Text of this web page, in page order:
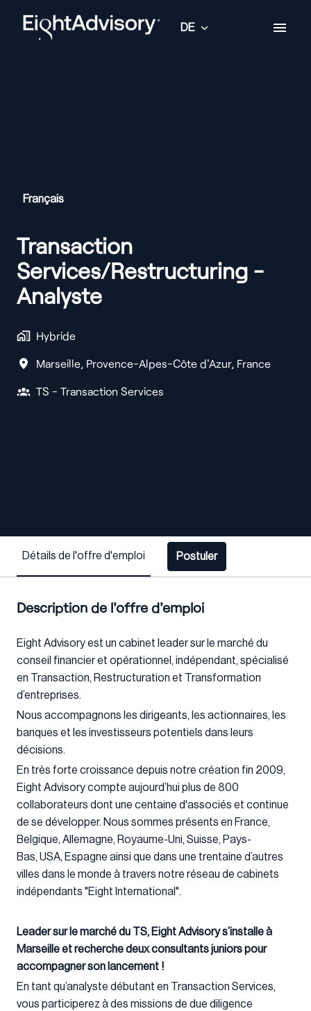
springen
Startseite
DE
Français
Transaction
Services/Restructuring -
Analyste
Hybride
Marseille, Provence-Alpes-Côte d'Azur, France
TS - Transaction Services
Détails de l'offre d'emploi Postuler
Description de l'offre d'emploi
Eight Advisory est un cabinet leader sur le marché du
conseil financier et opérationnel, indépendant, spécialisé
en Transaction, Restructuration et Transformation
d’entreprises.
Nous accompagnons les dirigeants, les actionnaires, les
banques et les investisseurs potentiels dans leurs
décisions.
En très forte croissance depuis notre création fin 2009,
Eight Advisory compte aujourd’hui plus de 800
collaborateurs dont une centaine d'associés et continue
de se développer. Nous sommes présents en France,
Belgique, Allemagne, Royaume-Uni, Suisse, Pays-
Bas, USA, Espagne ainsi que dans une trentaine d’autres
villes dans le monde à travers notre réseau de cabinets
indépendants "Eight International".
Leader sur le marché du TS, Eight Advisory s’installe à
Marseille et recherche deux consultants juniors pour
accompagner son lancement !
En tant qu’analyste débutant en Transaction Services,
vous participerez à des missions de due diligence